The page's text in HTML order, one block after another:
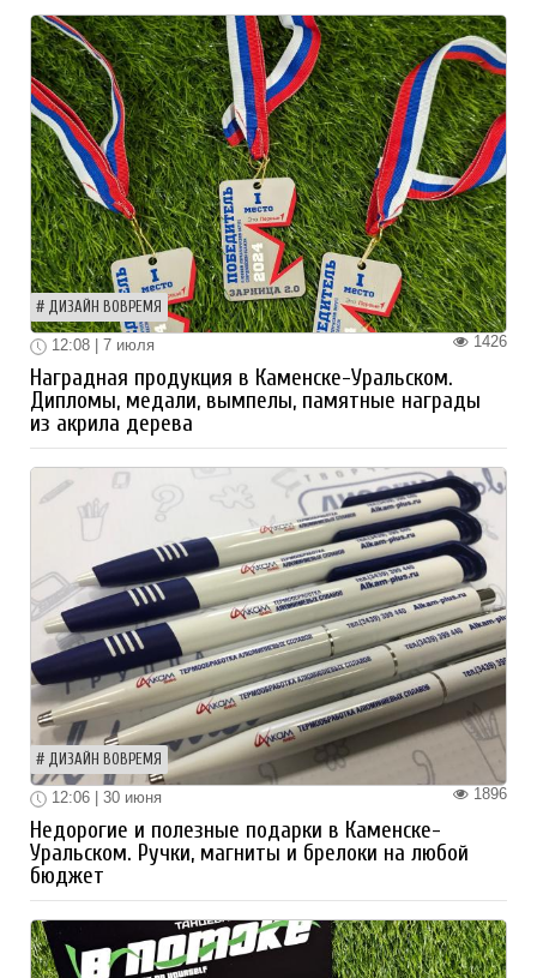
ДИЗАЙН ВОВРЕМЯ
1426
12:08 | 7 июля
Наградная продукция в Каменске-Уральском.
Дипломы, медали, вымпелы, памятные награды
из акрила дерева
ДИЗАЙН ВОВРЕМЯ
1896
12:06 | 30 июня
Недорогие и полезные подарки в Каменске-
Уральском. Ручки, магниты и брелоки на любой
бюджет